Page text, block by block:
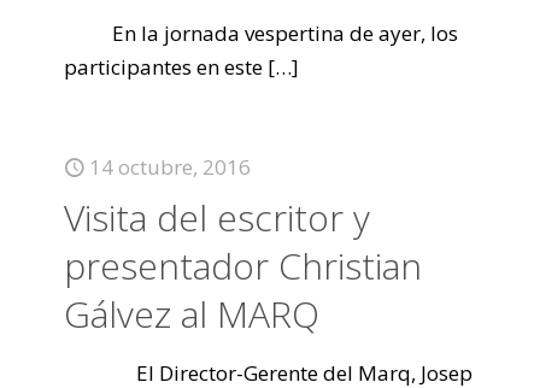
En la jornada vespertina de ayer, los
participantes en este […]
14 octubre, 2016
Visita del escritor y
presentador Christian
Gálvez al MARQ
El Director-Gerente del Marq, Josep